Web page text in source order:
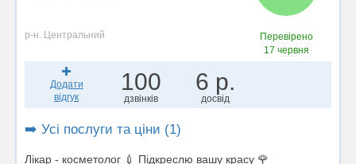
р-н. Центральний
Перевірено
17 червня
Додати
відгук
100
дзвінків
6 р.
досвід
➡️ Усі послуги та ціни (1)
Лікар - косметолог 💉 Підкреслю вашу красу 🌹